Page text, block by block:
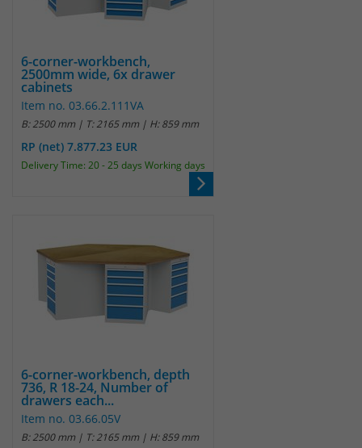
6-corner-workbench,
2500mm wide, 6x drawer
cabinets
Item no. 03.66.2.111VA
B: 2500 mm | T: 2165 mm | H: 859 mm
RP (net) 7.877.23 EUR
Delivery Time: 20 - 25 days Working days
6-corner-workbench, depth
736, R 18-24, Number of
drawers each...
Item no. 03.66.05V
B: 2500 mm | T: 2165 mm | H: 859 mm
um eindeutige Besucher zu
sind damit externen Unternehmen
unzugänglich.
_pk_ref
Anbieter Matomo
Das Cookie wird von Matomo
instralliert. Das Cookie wird verwendet,
um Besucher-, Sitzungs- und
Kampagnendaten zu berechnen und
die Nutzung der Website für den
Informationen anonym und weisen
eine randoly generierte Nummer zu,
um eindeutige Besucher zu
identifizieren. Die Daten werde lokal
auf unserem Server gespeichert und